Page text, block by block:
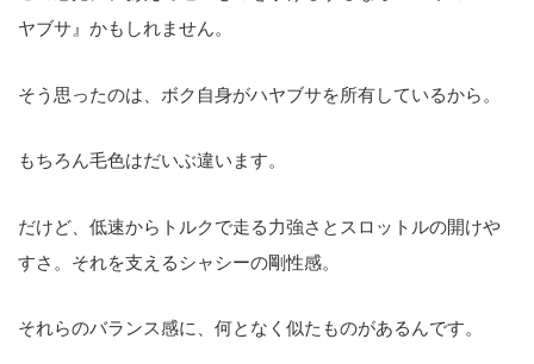
ヤブサ』かもしれません。
そう思ったのは、ボク自身がハヤブサを所有しているから。
もちろん毛色はだいぶ違います。
だけど、低速からトルクで走る力強さとスロットルの開けや
すさ。それを支えるシャシーの剛性感。
それらのバランス感に、何となく似たものがあるんです。